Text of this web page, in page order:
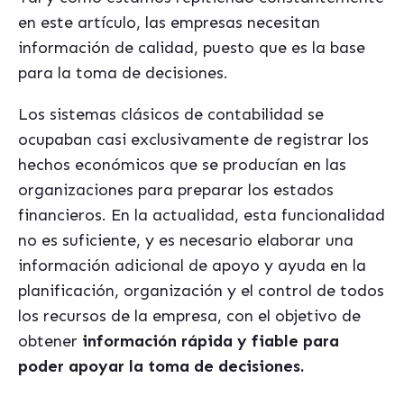
en este artículo, las empresas necesitan
información de calidad, puesto que es la base
para la toma de decisiones.
Los sistemas clásicos de contabilidad se
ocupaban casi exclusivamente de registrar los
hechos económicos que se producían en las
organizaciones para preparar los estados
financieros. En la actualidad, esta funcionalidad
no es suficiente, y es necesario elaborar una
información adicional de apoyo y ayuda en la
planificación, organización y el control de todos
los recursos de la empresa, con el objetivo de
obtener información rápida y fiable para
poder apoyar la toma de decisiones.